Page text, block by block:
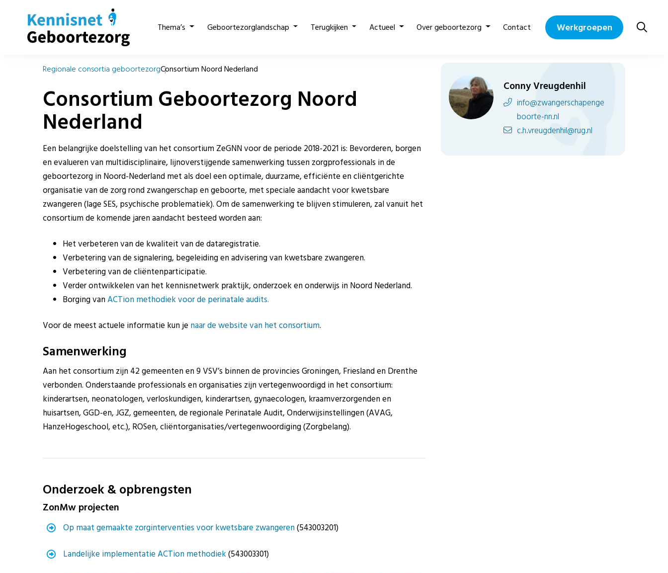
Thema’s Geboortezorglandschap Terugkijken Actueel Over geboortezorg Contact Werkgroepen
Regionale consortia geboortezorgConsortium Noord Nederland
Consortium Geboortezorg Noord
Nederland
Een belangrijke doelstelling van het consortium ZeGNN voor de periode 2018-2021 is: Bevorderen, borgen
en evalueren van multidisciplinaire, lijnoverstijgende samenwerking tussen zorgprofessionals in de
geboortezorg in Noord-Nederland met als doel een optimale, duurzame, efficiënte en cliëntgerichte
organisatie van de zorg rond zwangerschap en geboorte, met speciale aandacht voor kwetsbare
zwangeren (lage SES, psychische problematiek). Om de samenwerking te blijven stimuleren, zal vanuit het
consortium de komende jaren aandacht besteed worden aan:
Het verbeteren van de kwaliteit van de dataregistratie.
Verbetering van de signalering, begeleiding en advisering van kwetsbare zwangeren.
Verbetering van de cliëntenparticipatie.
Verder ontwikkelen van het kennisnetwerk praktijk, onderzoek en onderwijs in Noord Nederland.
Borging vanACTion methodiek voor de perinatale audits.
Voor de meest actuele informatie kun je naar de website van het consortium.
Samenwerking
Aan het consortium zijn 42 gemeenten en 9 VSV’s binnen de provincies Groningen, Friesland en Drenthe
verbonden. Onderstaande professionals en organisaties zijn vertegenwoordigd in het consortium:
kinderartsen, neonatologen, verloskundigen, kinderartsen, gynaecologen, kraamverzorgenden en
huisartsen, GGD-en, JGZ, gemeenten, de regionale Perinatale Audit, Onderwijsinstellingen (AVAG,
HanzeHogeschool, etc.), ROSen, cliëntorganisaties/vertegenwoordiging (Zorgbelang).
Onderzoek & opbrengsten
ZonMw projecten
Op maat gemaakte zorginterventies voor kwetsbare zwangeren(543003201)
Landelijke implementatie ACTion methodiek(543003301)
Conny Vreugdenhil
info@zwangerschapenge
boorte-nn.nl
c.h.vreugdenhil@rug.nl